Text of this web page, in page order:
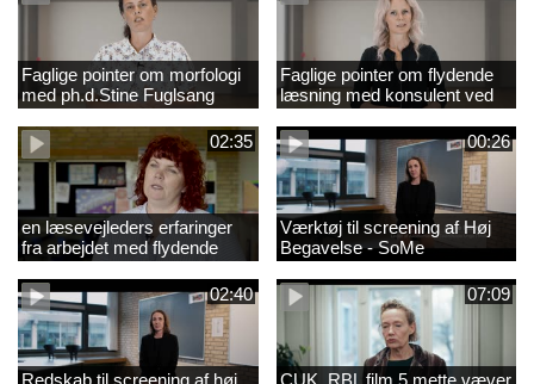
Faglige pointer om morfologi
med ph.d.Stine Fuglsang
Engmose
Faglige pointer om flydende
læsning med konsulent ved
CFU Louise Duus
02:35
en læsevejleders erfaringer
fra arbejdet med flydende
læsning
00:26
Værktøj til screening af Høj
Begavelse - SoMe
02:40 07:09